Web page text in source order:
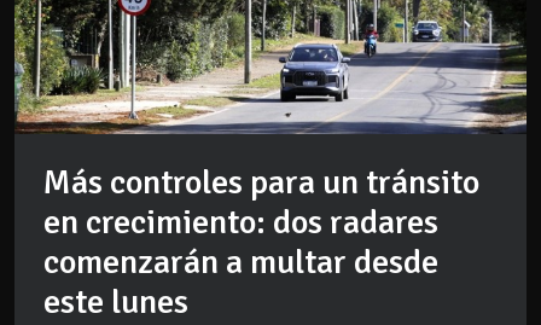
Más controles para un tránsito
en crecimiento: dos radares
comenzarán a multar desde
este lunes